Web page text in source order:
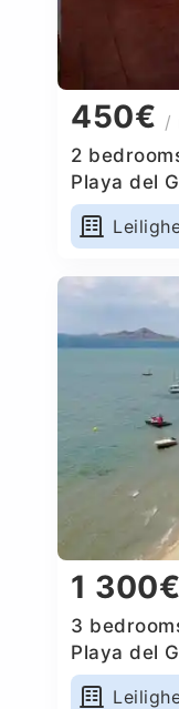
450€ /
2
Playa del
1 300€
3
Playa del